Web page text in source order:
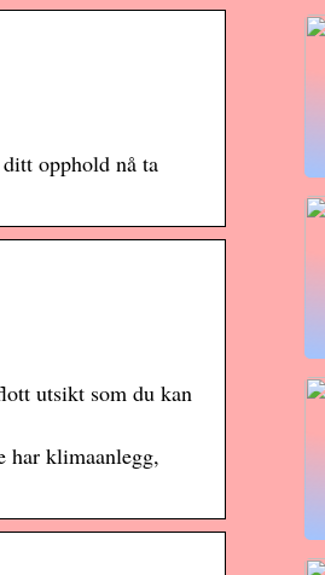
opphold nå ta
utsikt som du kan
har klimaanlegg,